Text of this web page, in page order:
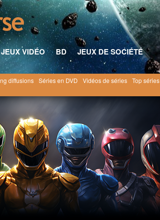
JEUX VIDÉO BD
JEUX DE SOCIÉTÉ
diffusions Séries en DVD Vidéos de séries Top séries